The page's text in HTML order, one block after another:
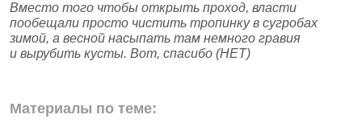
Вместо того чтобы открыть проход, власти
пообещали просто чистить тропинку в сугробах
зимой, а весной насыпать там немного гравия
и вырубить кусты. Вот, спасибо (НЕТ)
Материалы по теме: